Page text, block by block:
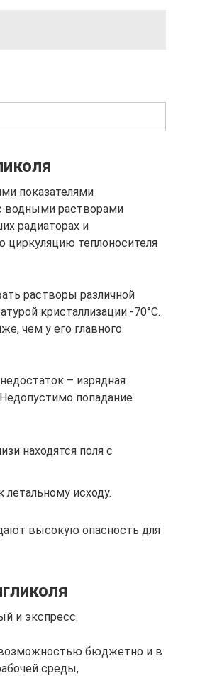
показателями
водными растворами
радиаторах и
циркуляцию теплоносителя
растворы различной
кристаллизации -70°С.
чем у его главного
– изрядная
попадание
находятся поля с
исходу.
высокую опасность для
и экспресс.
возможностью бюджетно и в
среды,